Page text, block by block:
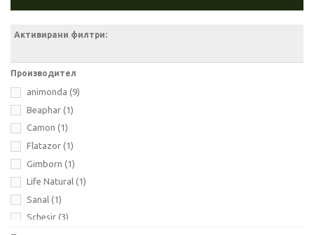
Активирани филтри:
Производител
animonda (9)
Beaphar (1)
Camon (1)
Flatazor (1)
Gimborn (1)
Life Natural (1)
Sanal (1)
Schesir (3)